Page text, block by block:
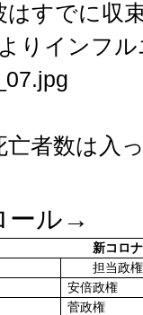
はすでに収
りインフ
亡者数は入
ール→
新コロ
担当政権
安倍政権
菅政権